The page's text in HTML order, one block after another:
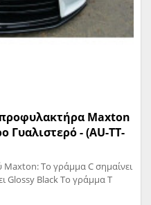
Maxton
Γυαλιστερό - (AU-TT-
Maxton: Το γράμμα C σημαίνει
Glossy Black Το γράμμα T